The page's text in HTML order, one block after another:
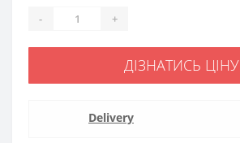
- +
ДІЗНАТИСЬ ЦІНУ
Delivery